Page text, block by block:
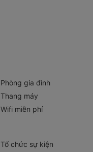
Phòng gia đình
Thang máy
Wifi miễn phí
Tổ chức sự kiện